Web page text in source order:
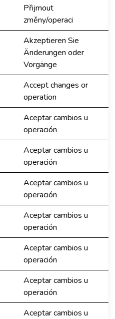
Přijmout
změny/operaci
Akzeptieren Sie
Änderungen oder
Vorgänge
Accept changes or
operation
Aceptar cambios u
operación
Aceptar cambios u
operación
Aceptar cambios u
operación
Aceptar cambios u
operación
Aceptar cambios u
operación
Aceptar cambios u
operación
Aceptar cambios u